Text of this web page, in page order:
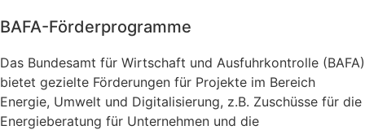
BAFA-Förderprogramme
Das Bundesamt für Wirtschaft und Ausfuhrkontrolle (BAFA)
bietet gezielte Förderungen für Projekte im Bereich
Energie, Umwelt und Digitalisierung, z.B. Zuschüsse für die
Energieberatung für Unternehmen und die